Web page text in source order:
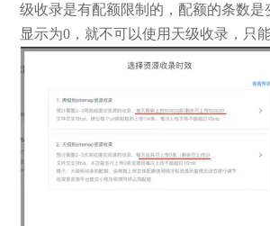
级收录是有配额限制的，配额的条数是
显示为0，就不可以使用天级收录，只能